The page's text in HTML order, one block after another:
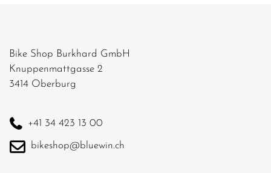
Bike Shop Burkhard GmbH
Knuppenmattgasse 2
3414 Oberburg
+41 34 423 13 00
bikeshop@bluewin.ch